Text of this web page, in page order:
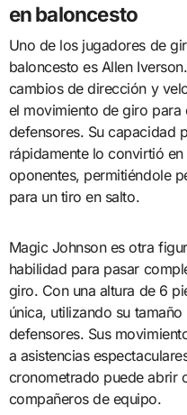
en baloncesto
Uno de los jugadores de
baloncesto es Allen
cambios de dirección y
el movimiento de giro para
defensores. Su capacidad
rápidamente lo convirtió
oponentes, permitiéndole
para un tiro en salto.
Magic Johnson es otra
habilidad para pasar
giro. Con una altura de 6
única, utilizando su
defensores. Sus
a asistencias
cronometrado puede abrir
compañeros de equipo.